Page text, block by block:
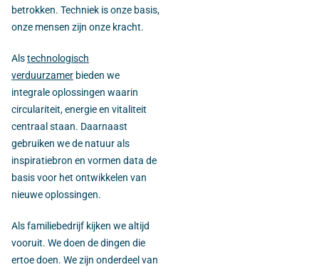
betrokken. Techniek is onze basis,
onze mensen zijn onze kracht.
Alstechnologisch
verduurzamer bieden we
integrale oplossingen waarin
circulariteit, energie en vitaliteit
centraal staan. Daarnaast
gebruiken we de natuur als
inspiratiebron en vormen data de
basis voor het ontwikkelen van
nieuwe oplossingen.
Als familiebedrijf kijken we altijd
vooruit. We doen de dingen die
ertoe doen. We zijn onderdeel van